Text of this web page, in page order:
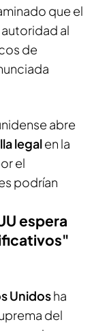
que el
al
de
abre
legalen la
el
podrían
espera
Unidosha
del